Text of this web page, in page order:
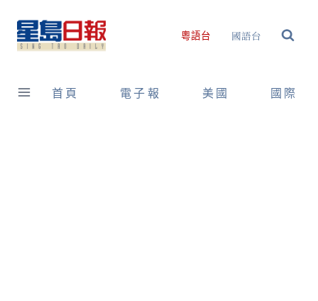
content
粵語台 國語台
首頁 電子報 美國 國際